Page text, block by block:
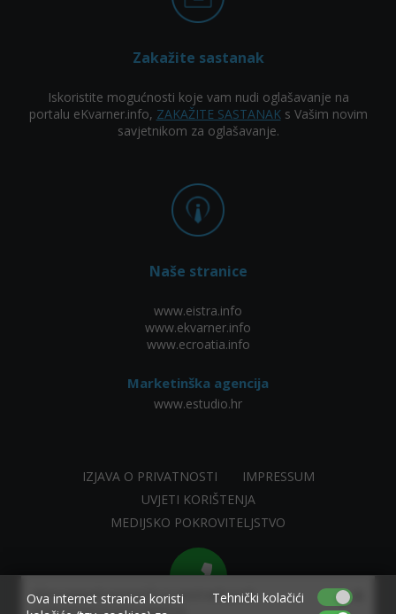
Allow www.ekvarner.info to send web push
notifications to your desktop.
×
Zakažite sastanak
Iskoristite mogućnosti koje vam nudi oglašavanje na
portalu eKvarner.info, ZAKAŽITE SASTANAKs Vašim novim
savjetnikom za oglašavanje.
Naše stranice
www.eistra.info
www.ekvarner.info
www.ecroatia.info
Marketinška agencija
www.estudio.hr
IZJAVA O PRIVATNOSTI
IMPRESSUM
UVJETI KORIŠTENJA
MEDIJSKO POKROVITELJSTVO
Ova internet stranica koristi
Tehnički kolačići